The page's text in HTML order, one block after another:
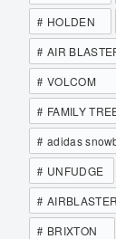
HOLDEN
AIR
VOLCOM
FAMILY
adidas
UNFUDGE
AIRBLASTER
BRIXTON